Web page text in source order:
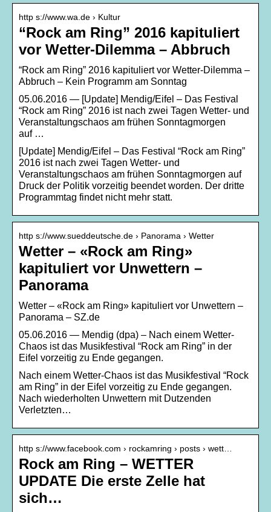
http s://www.wa.de › Kultur
“Rock am Ring” 2016 kapituliert
vor Wetter-Dilemma – Abbruch
“Rock am Ring” 2016 kapituliert vor Wetter-Dilemma –
Abbruch – Kein Programm am Sonntag
05.06.2016 — [Update] Mendig/Eifel – Das Festival
“Rock am Ring” 2016 ist nach zwei Tagen Wetter- und
Veranstaltungschaos am frühen Sonntagmorgen
auf …
[Update] Mendig/Eifel – Das Festival “Rock am Ring”
2016 ist nach zwei Tagen Wetter- und
Veranstaltungschaos am frühen Sonntagmorgen auf
Druck der Politik vorzeitig beendet worden. Der dritte
Programmtag findet nicht mehr statt.
http s://www.sueddeutsche.de › Panorama › Wetter
Wetter – «Rock am Ring»
kapituliert vor Unwettern –
Panorama
Wetter – «Rock am Ring» kapituliert vor Unwettern –
Panorama – SZ.de
05.06.2016 — Mendig (dpa) – Nach einem Wetter-
Chaos ist das Musikfestival “Rock am Ring” in der
Eifel vorzeitig zu Ende gegangen.
Nach einem Wetter-Chaos ist das Musikfestival “Rock
am Ring” in der Eifel vorzeitig zu Ende gegangen.
Nach wiederholten Unwettern mit Dutzenden
Verletzten…
http s://www.facebook.com › rockamring › posts › wett…
Rock am Ring – WETTER
UPDATE Die erste Zelle hat
sich…